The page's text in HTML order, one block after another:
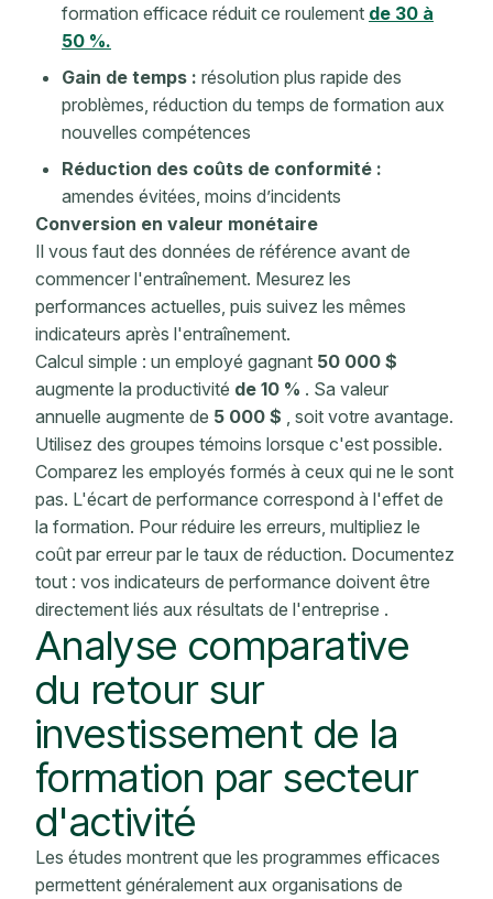
formation efficace réduit ce roulement de 30 à
50 %.
Gain de temps : résolution plus rapide des
problèmes, réduction du temps de formation aux
nouvelles compétences
Réduction des coûts de conformité :
amendes évitées, moins d’incidents
Conversion en valeur monétaire
Il vous faut des données de référence avant de
commencer l'entraînement. Mesurez les
performances actuelles, puis suivez les mêmes
indicateurs après l'entraînement.
Calcul simple : un employé gagnant 50 000 $
augmente la productivité de 10 % . Sa valeur
annuelle augmente de 5 000 $
, soit votre avantage.
Utilisez des groupes témoins lorsque c'est possible.
Comparez les employés formés à ceux qui ne le sont
pas. L'écart de performance correspond à l'effet de
la formation. Pour réduire les erreurs, multipliez le
coût par erreur par le taux de réduction. Documentez
tout : vos indicateurs de performance doivent être
directement liés aux résultats de l'entreprise .
Analyse comparative
du retour sur
investissement de la
formation par secteur
d'activité
Les études montrent que les programmes efficaces
permettent généralement aux organisations de